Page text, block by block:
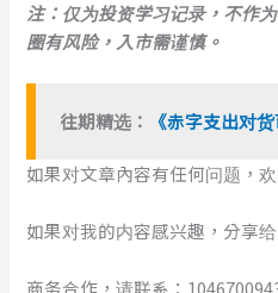
注：仅为投资学习记录，不作
圈有风险，入市需谨慎。
往期精选： 《赤字支出对
如果对文章內容有任何问题，
如果对我的内容感兴趣，分享
商务合作，请联系：